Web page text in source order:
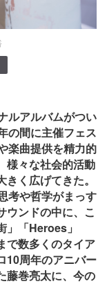
ルアルバムがつい
の間に主催フェス
楽曲提供を精力的
様々な社会的活動
く広げてきた。
考や哲学がまっす
ウンドの中に、こ
「Heroes」
で数多くのタイア
10周年のアニバー
藤巻亮太に、今の